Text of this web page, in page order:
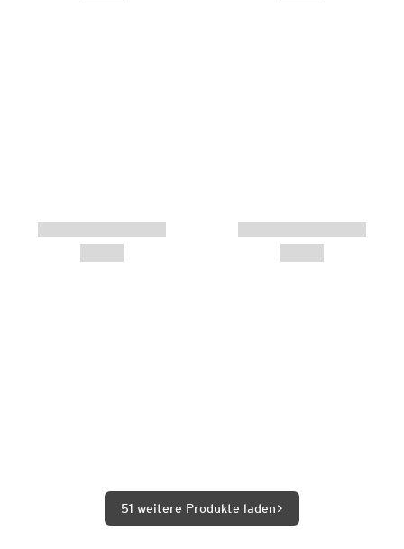
51 weitere Produkte laden